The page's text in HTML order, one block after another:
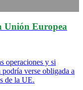
Unión Europea
operaciones y si
verse obligada a
de la UE.